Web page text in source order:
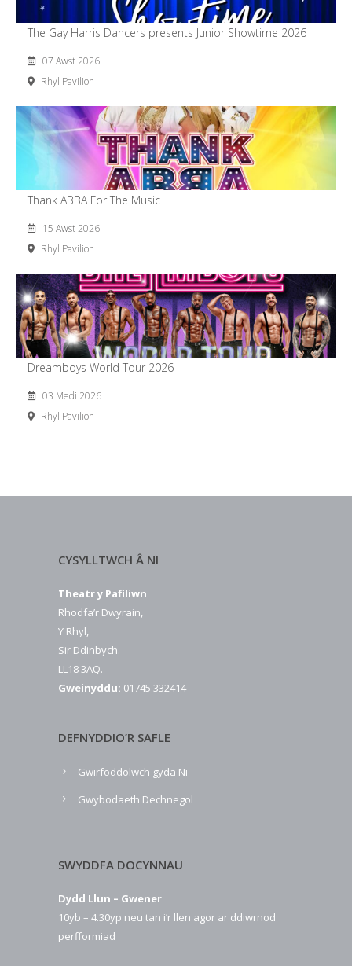
The Gay Harris Dancers presents Junior Showtime 2026
07 Awst 2026
Rhyl Pavilion
Thank ABBA For The Music
15 Awst 2026
Rhyl Pavilion
Dreamboys World Tour 2026
03 Medi 2026
Rhyl Pavilion
CYSYLLTWCH Â NI
Theatr y Pafiliwn
Rhodfa’r Dwyrain,
Y Rhyl,
Sir Ddinbych.
LL18 3AQ.
Gweinyddu: 01745 332414
DEFNYDDIO’R SAFLE
Gwirfoddolwch gyda Ni
Gwybodaeth Dechnegol
SWYDDFA DOCYNNAU
Dydd Llun – Gwener
10yb – 4.30yp neu tan i’r llen agor ar ddiwrnod
perfformiad